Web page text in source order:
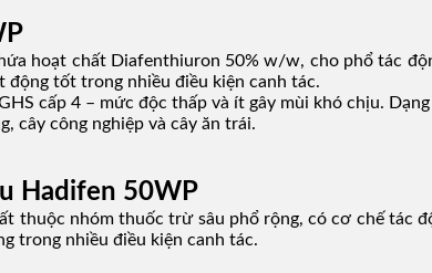
hoạt chất Diafenthiuron 50% w/w, cho phổ tác
động tốt trong nhiều điều kiện canh tác.
cấp 4 – mức độc thấp và ít gây mùi khó chịu.
cây công nghiệp và cây ăn trái.
Hadifen 50WP
nhóm thuốc trừ sâu phổ rộng, có cơ chế tác
trong nhiều điều kiện canh tác.